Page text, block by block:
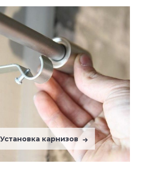
Установка карнизов